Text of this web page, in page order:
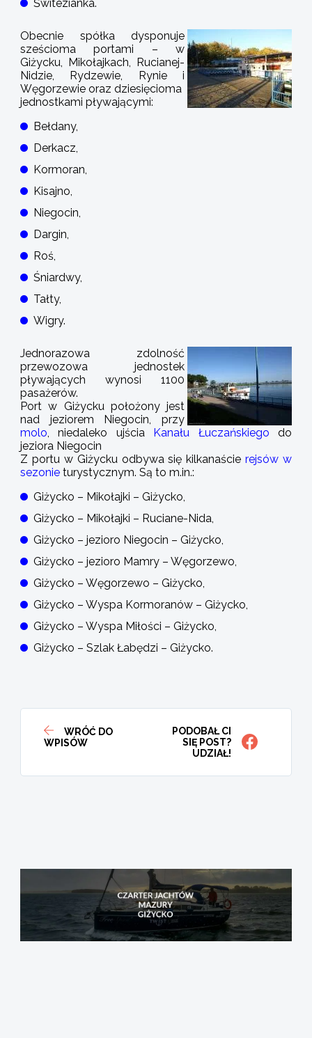
Świtezianka.
Obecnie spółka dysponuje
sześcioma portami – w
Giżycku, Mikołajkach, Rucianej-
Nidzie, Rydzewie, Rynie i
Węgorzewie oraz dziesięcioma
jednostkami pływającymi:
Bełdany,
Derkacz,
Kormoran,
Kisajno,
Niegocin,
Dargin,
Roś,
Śniardwy,
Tałty,
Wigry.
Jednorazowa zdolność
przewozowa jednostek
pływających wynosi 1100
pasażerów.
Port w Giżycku położony jest
nad jeziorem Niegocin, przy
molo , niedaleko ujścia Kanału Łuczańskiego do
jeziora Niegocin
Z portu w Giżycku odbywa się kilkanaścierejsów w
sezonie turystycznym. Są to m.in.:
Giżycko – Mikołajki – Giżycko,
Giżycko – Mikołajki – Ruciane-Nida,
Giżycko – jezioro Niegocin – Giżycko,
Giżycko – jezioro Mamry – Węgorzewo,
Giżycko – Węgorzewo – Giżycko,
Giżycko – Wyspa Kormoranów – Giżycko,
Giżycko – Wyspa Miłości – Giżycko,
Giżycko – Szlak Łabędzi – Giżycko.
WRÓĆ DO
WPISÓW
PODOBAŁ CI
SIĘ POST?
UDZIAŁ!